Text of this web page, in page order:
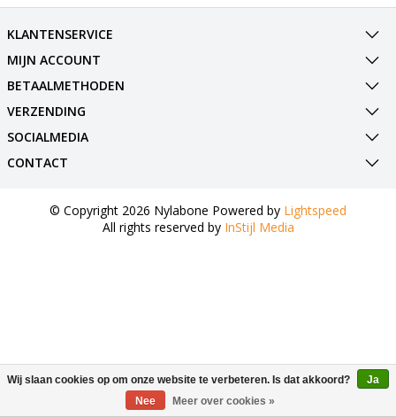
KLANTENSERVICE
MIJN ACCOUNT
BETAALMETHODEN
VERZENDING
SOCIALMEDIA
CONTACT
© Copyright 2026 Nylabone Powered by Lightspeed
All rights reserved by InStijl Media
Wij slaan cookies op om onze website te verbeteren. Is dat akkoord?
Ja
Nee
Meer over cookies »